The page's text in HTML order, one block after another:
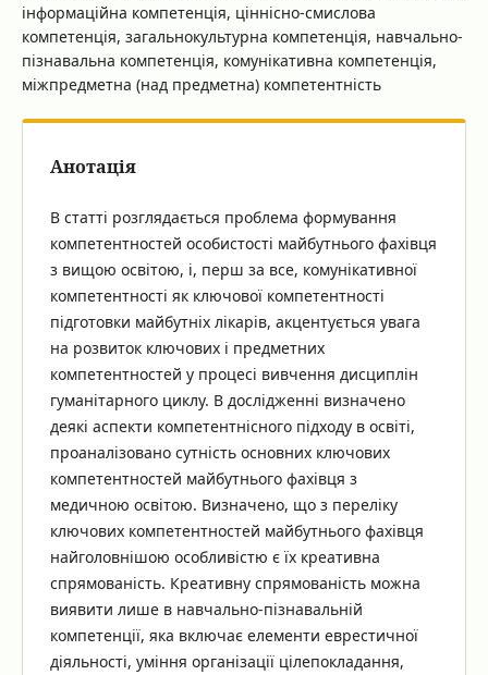
інформаційна компетенція, ціннісно-смислова
компетенція, загальнокультурна компетенція, навчально-
пізнавальна компетенція, комунікативна компетенція,
міжпредметна (над предметна) компетентність
Анотація
В статті розглядається проблема формування
компетентностей особистості майбутнього фахівця
з вищою освітою, і, перш за все, комунікативної
компетентності як ключової компетентності
підготовки майбутніх лікарів, акцентується увага
на розвиток ключових і предметних
компетентностей у процесі вивчення дисциплін
гуманітарного циклу. В дослідженні визначено
деякі аспекти компетентнісного підходу в освіті,
проаналізовано сутність основних ключових
компетентностей майбутнього фахівця з
медичною освітою. Визначено, що з переліку
ключових компетентностей майбутнього фахівця
найголовнішою особливістю є їх креативна
спрямованість. Креативну спрямованість можна
виявити лише в навчально-пізнавальній
компетенції, яка включає елементи еврестичної
діяльності, уміння організації цілепокладання,